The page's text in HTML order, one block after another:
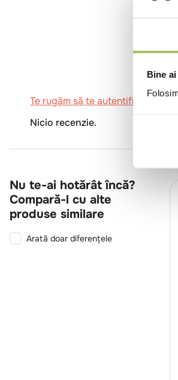
Bine
Te rugăm să te autentifici pentru
Nicio recenzie.
Nu te-ai hotărât încă?
Compară-l cu alte
produse similare
Arată doar diferențele